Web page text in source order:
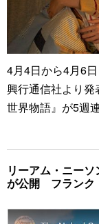
4月4日から4月6
興行通信社より
世界物語』が5週
リーアム・ニー
が公開 フランク